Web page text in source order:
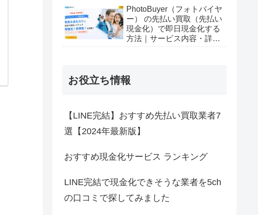
PhotoBuyer（フォトバイヤ
ー） の先払い買取（先払い
現金化）で即日現金化する
方法｜サービス内容・詳細
お役立ち情報
【LINE完結】おすすめ先払い買取業者7
選【2024年最新版】
おすすめ現金化サービス ランキング
LINE完結で現金化できそうな業者を5ch
の口コミで探してみました